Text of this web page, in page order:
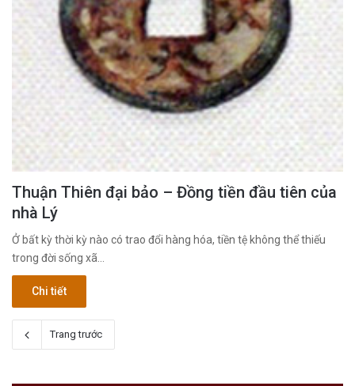
Thuận Thiên đại bảo – Đồng tiền đầu tiên của
nhà Lý
Ở bất kỳ thời kỳ nào có trao đổi hàng hóa, tiền tệ không thể thiếu
trong đời sống xã…
Chi tiết
Trang trước